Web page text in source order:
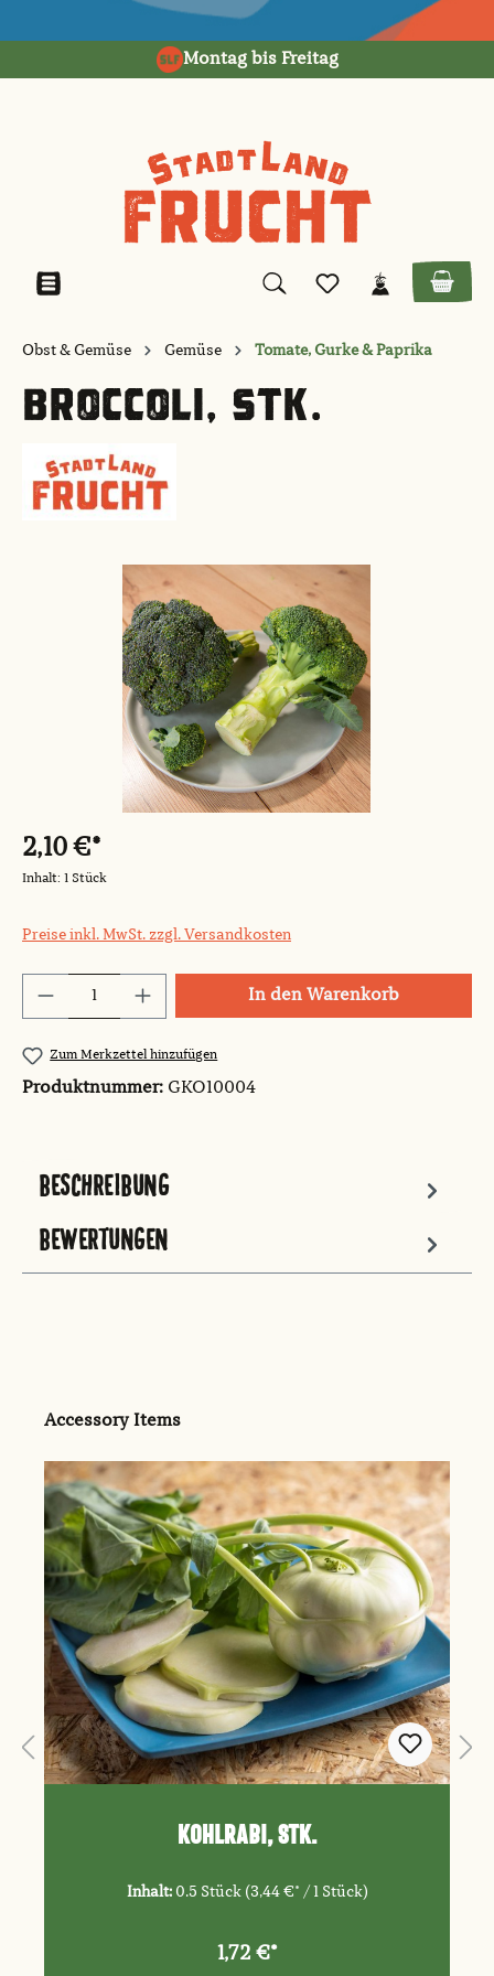
Montag bis Freitag
Obst & Gemüse Gemüse Tomate, Gurke & Paprika
BROCCOLI, STK.
Bildergalerie überspringen
2,10 €*
Inhalt: 1 Stück
Preise inkl. MwSt. zzgl. Versandkosten
Produkt Anzahl: Gib den gewünschten
In den Warenkorb
Zum Merkzettel hinzufügen
Produktnummer: GKO10004
BESCHREIBUNG
BEWERTUNGEN
Produktgalerie überspringen
Accessory Items
Kohlrabi, Stk.
Inhalt: 0.5 Stück (3,44 €* / 1 Stück)
1,72 €*